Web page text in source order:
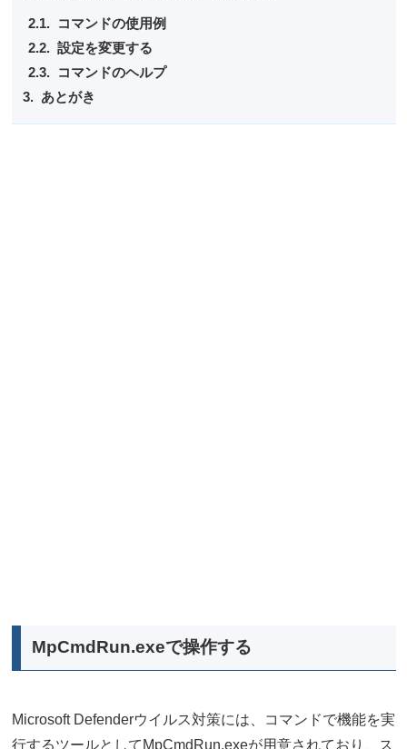
コマンドの使用例
設定を変更する
コマンドのヘルプ
あとがき
MpCmdRun.exeで操作する
Microsoft Defenderウイルス対策には、コマンドで機能を実
行するツールとしてMpCmdRun.exeが用意されており、ス